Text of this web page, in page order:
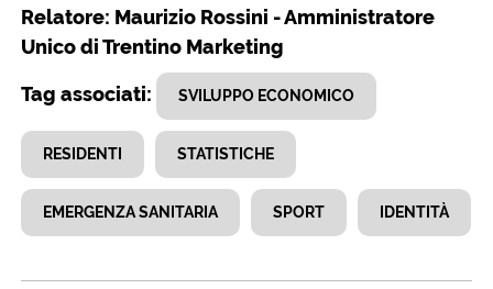
Relatore: Maurizio Rossini - Amministratore
Unico di Trentino Marketing
Tag associati: SVILUPPO ECONOMICO
RESIDENTI STATISTICHE
EMERGENZA SANITARIA SPORT IDENTITÀ